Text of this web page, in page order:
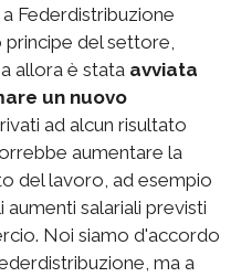
Federdistribuzione
del settore,
allora è stata avviata
un nuovo
ad alcun risultato
aumentare la
del lavoro, ad esempio
salariali previsti
Noi siamo d'accordo
ma a